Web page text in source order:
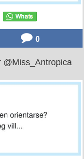
0
@Miss_Antropica